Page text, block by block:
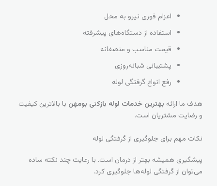
اعزام فوری نیرو به محل
استفاده از دستگاه‌های پیشرفته
قیمت مناسب و منصفانه
پشتیبانی شبانه‌روزی
رفع انواع گرفتگی لوله
هدف ما ارائه بهترین خدمات لوله بازکنی بومهن با بالاترین کیفیت
و رضایت مشتریان است.
نکات مهم برای جلوگیری از گرفتگی لوله
پیشگیری همیشه بهتر از درمان است. با رعایت چند نکته ساده
می‌توان از گرفتگی لوله‌ها جلوگیری کرد.